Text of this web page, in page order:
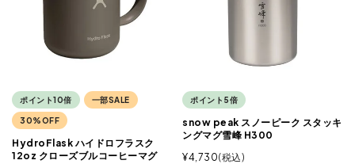
ポイント10倍 一部SALE
30%OFF
HydroFlask ハイドロフラスク
12oz クローズブルコーヒーマグ
ポイント5倍
snow peak スノーピーク スタッキ
ングマグ雪峰 H300
¥4,730 税込